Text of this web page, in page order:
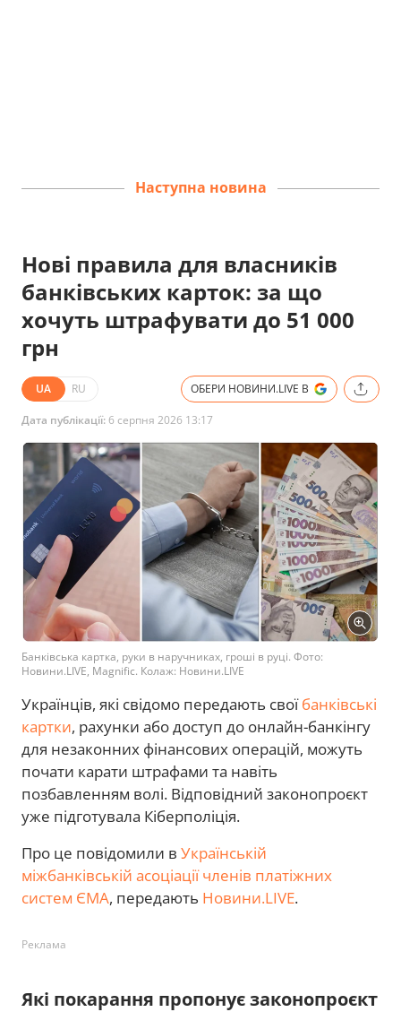
Наступна новина
Нові правила для власників
банківських карток: за що
хочуть штрафувати до 51 000
грн
UA RU ОБЕРИ НОВИНИ.LIVE В
Дата публікації: 6 серпня 2026 13:17
Банківська картка, руки в наручниках, гроші в руці. Фото:
Новини.LIVE, Magnific. Колаж: Новини.LIVE
Українців, які свідомо передають своїбанківські
картки, рахунки або доступ до онлайн-банкінгу
для незаконних фінансових операцій, можуть
почати карати штрафами та навіть
позбавленням волі. Відповідний законопроєкт
уже підготувала Кіберполіція.
Про це повідомили в Українській
міжбанківській асоціації членів платіжних
систем ЄМА, передають Новини.LIVE.
Реклама
Які покарання пропонує законопроєкт